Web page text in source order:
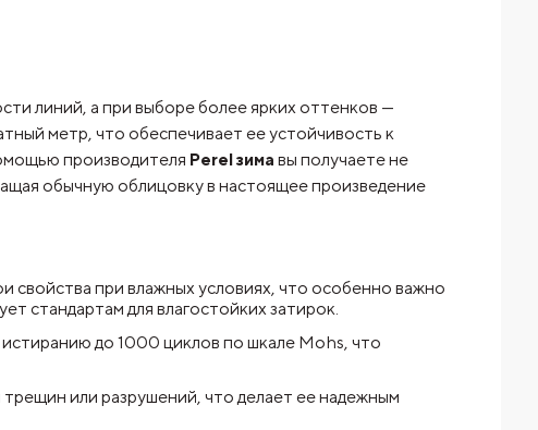
линий, а при выборе более ярких оттенков —
метр, что обеспечивает ее устойчивость к
производителя Perel зима вы получаете не
обычную облицовку в настоящее произведение
свойства при влажных условиях, что особенно важно
стандартам для влагостойких затирок.
до 1000 циклов по шкале Mohs, что
или разрушений, что делает ее надежным